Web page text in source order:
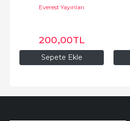
Sepete Ekle
Everest Yayınları
200,00TL